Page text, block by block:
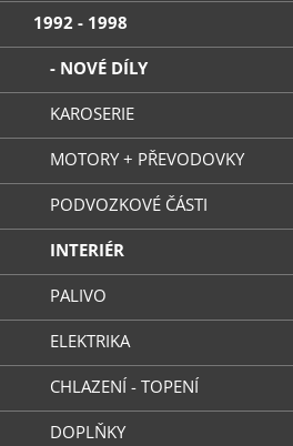
1992 - 1998
- NOVÉ DÍLY
KAROSERIE
MOTORY + PŘEVODOVKY
PODVOZKOVÉ ČÁSTI
INTERIÉR
PALIVO
ELEKTRIKA
CHLAZENÍ - TOPENÍ
DOPLŇKY